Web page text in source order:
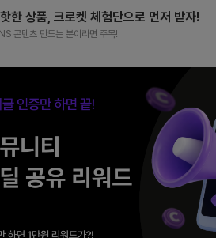
한 상품, 크로켓 체험단으로 먼저 받자!
콘텐츠 만드는 분이라면 주목!